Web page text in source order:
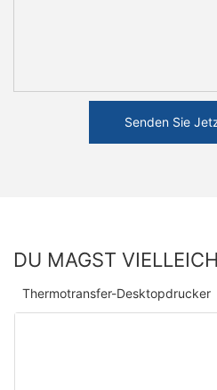
Senden Sie
DU MAGST
Thermotransfer-Desktopdrucker